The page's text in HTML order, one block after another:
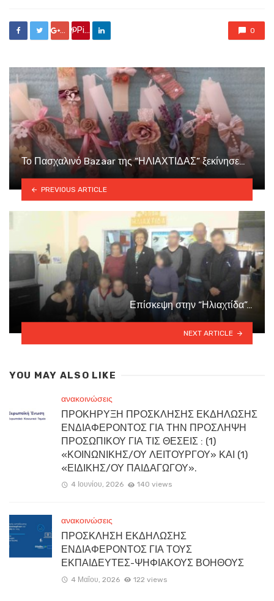
Google +
Pin it 0
Το Πασχαλινό Bazaar της “ΗΛΙΑΧΤΙΔΑΣ” ξεκίνησε…
PREVIOUS ARTICLE
Επίσκεψη στην “Ηλιαχτίδα”…
NEXT ARTICLE
YOU MAY ALSO LIKE
ανακοινώσεις
ΠΡΟΚΗΡΥΞΗ ΠΡΟΣΚΛΗΣΗΣ ΕΚΔΗΛΩΣΗΣ
ΕΝΔΙΑΦΕΡΟΝΤΟΣ ΓΙΑ ΤΗΝ ΠΡΟΣΛΗΨΗ
ΠΡΟΣΩΠΙΚΟΥ ΓΙΑ ΤΙΣ ΘΕΣΕΙΣ : (1)
«ΚΟΙΝΩΝΙΚΗΣ/ΟΥ ΛΕΙΤΟΥΡΓΟΥ» ΚΑΙ (1)
«ΕΙΔΙΚΗΣ/ΟΥ ΠΑΙΔΑΓΩΓΟΥ».
4 Ιουνίου, 2026 140 views
ανακοινώσεις
ΠΡΟΣΚΛΗΣΗ ΕΚΔΗΛΩΣΗΣ
ΕΝΔΙΑΦΕΡΟΝΤΟΣ ΓΙΑ ΤΟΥΣ
ΕΚΠΑΙΔΕΥΤΕΣ-ΨΗΦΙΑΚΟΥΣ ΒΟΗΘΟΥΣ
4 Μαΐου, 2026 122 views